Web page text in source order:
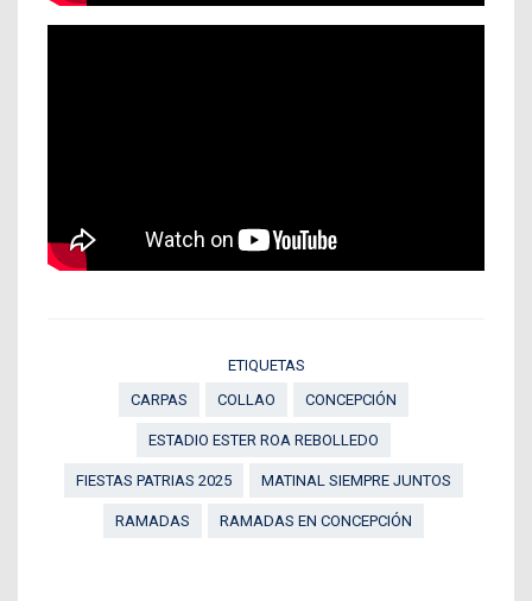
ETIQUETAS
CARPAS
COLLAO CONCEPCIÓN
ESTADIO ESTER ROA REBOLLEDO
FIESTAS PATRIAS 2025 MATINAL SIEMPRE JUNTOS
RAMADAS RAMADAS EN CONCEPCIÓN